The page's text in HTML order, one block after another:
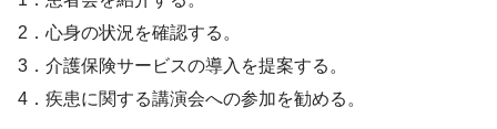
2．心身の状況を確認する。
3．介護保険サービスの導入を提案する。
4．疾患に関する講演会への参加を勧める。